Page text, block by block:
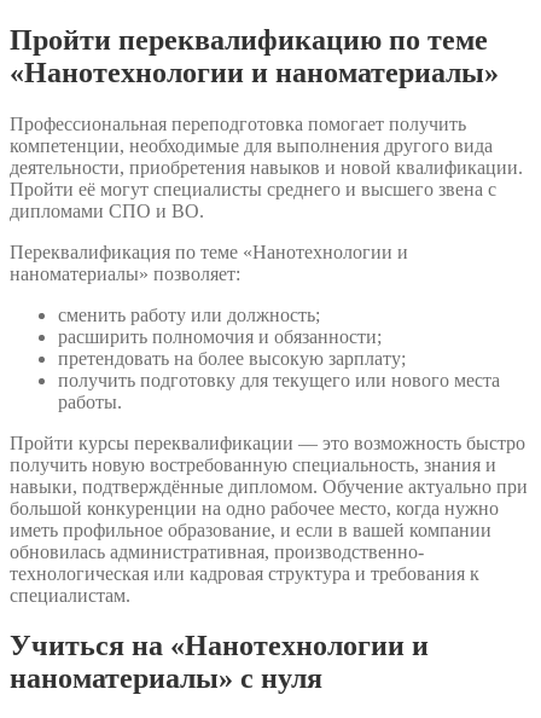
Пройти переквалификацию по теме
«Нанотехнологии и наноматериалы»
Профессиональная переподготовка помогает получить
компетенции, необходимые для выполнения другого вида
деятельности, приобретения навыков и новой квалификации.
Пройти её могут специалисты среднего и высшего звена с
дипломами СПО и ВО.
Переквалификация по теме «Нанотехнологии и
наноматериалы» позволяет:
сменить работу или должность;
расширить полномочия и обязанности;
претендовать на более высокую зарплату;
получить подготовку для текущего или нового места
работы.
Пройти курсы переквалификации — это возможность быстро
получить новую востребованную специальность, знания и
навыки, подтверждённые дипломом. Обучение актуально при
большой конкуренции на одно рабочее место, когда нужно
иметь профильное образование, и если в вашей компании
обновилась административная, производственно-
технологическая или кадровая структура и требования к
специалистам.
Учиться на «Нанотехнологии и
наноматериалы» с нуля